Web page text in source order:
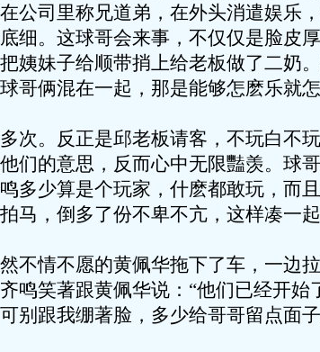
公司里称兄道弟，在外头消遣娱乐
细。这球哥会来事，不仅仅是脸皮
姨妹子给顺带捎上给老板做了二奶
哥俩混在一起，那是能够怎麽乐就怎
。反正是邱老板请客，不玩白不
们的意思，反而心中无限豔羡。球
多少算是个玩家，什麽都敢玩，而
马，倒多了份不卑不亢，这样凑一起
情不愿的黄佩华拖下了车，一边
鸣笑著跟黄佩华说：“他们已经开始
跟我绷著脸，多少给哥哥留点面